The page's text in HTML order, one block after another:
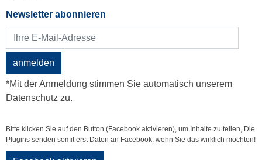
Newsletter abonnieren
anmelden
*Mit der Anmeldung stimmen Sie automatisch unserem
Datenschutz zu.
Bitte klicken Sie auf den Button (Facebook aktivieren), um Inhalte zu teilen, Die
Plugins senden somit erst Daten an Facebook, wenn Sie das wirklich möchten!